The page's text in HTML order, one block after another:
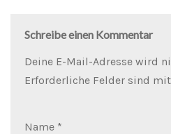
Schreibe einen Kommentar
Deine E-Mail-Adresse wird
Erforderliche Felder sind mit
Name *